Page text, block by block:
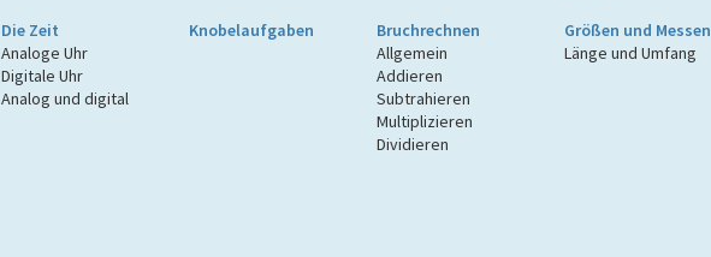
Die Zeit
Analoge Uhr
Digitale Uhr
Analog und digital
Knobelaufgaben
Bruchrechnen
Allgemein
Addieren
Subtrahieren
Multiplizieren
Dividieren
Größen und Messen
Länge und Umfang